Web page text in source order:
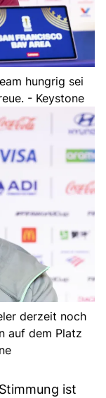
hungrig sei
- Keystone
derzeit noch
auf dem Platz
ist